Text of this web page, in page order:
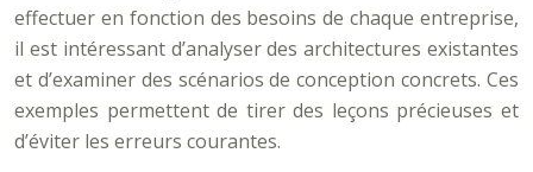
effectuer en fonction des besoins de chaque entreprise,
il est intéressant d’analyser des architectures existantes
et d’examiner des scénarios de conception concrets. Ces
exemples permettent de tirer des leçons précieuses et
d’éviter les erreurs courantes.